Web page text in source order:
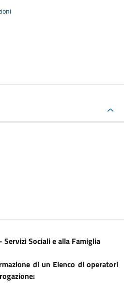
Sociali e alla Famiglia
di un Elenco di operatori